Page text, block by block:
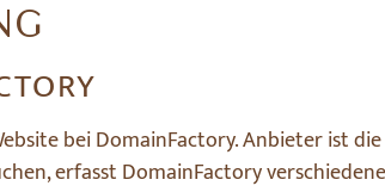
bei DomainFactory. Anbieter ist
erfasst DomainFactory